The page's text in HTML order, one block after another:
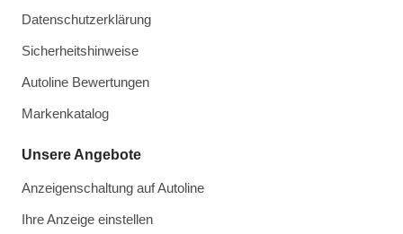
Datenschutzerklärung
Sicherheitshinweise
Autoline Bewertungen
Markenkatalog
Unsere Angebote
Anzeigenschaltung auf Autoline
Ihre Anzeige einstellen